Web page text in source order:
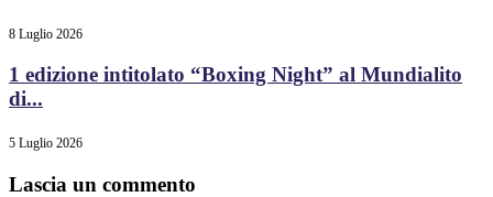
8 Luglio 2026
1 edizione intitolato “Boxing Night” al Mundialito
di...
5 Luglio 2026
Lascia un commento